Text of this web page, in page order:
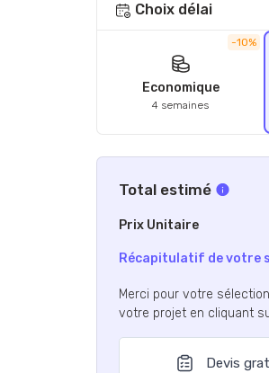
Choix délai
-10%
Economique
4 semaines
Total estimé
Prix Unitaire
Récapitulatif de votre
Merci pour votre
votre projet en cliquant
Devis